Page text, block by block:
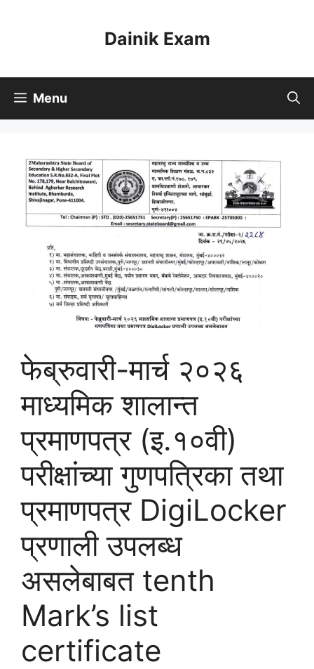
Dainik Exam
Menu
फेब्रुवारी-मार्च २०२६
माध्यमिक शालान्त
प्रमाणपत्र (इ.१०वी)
परीक्षांच्या गुणपत्रिका तथा
प्रमाणपत्र DigiLocker
प्रणाली उपलब्ध
असलेबाबत tenth
Mark’s list
certificate